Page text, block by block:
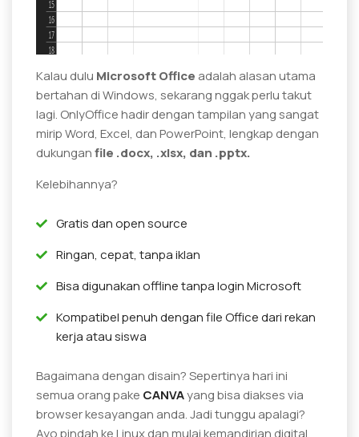
Kalau dulu Microsoft Office adalah alasan utama
bertahan di Windows, sekarang nggak perlu takut
lagi. OnlyOffice hadir dengan tampilan yang sangat
mirip Word, Excel, dan PowerPoint, lengkap dengan
dukunganfile .docx, .xlsx, dan .pptx.
Kelebihannya?
Gratis dan open source
Ringan, cepat, tanpa iklan
Bisa digunakan offline tanpa login Microsoft
Kompatibel penuh dengan file Office dari rekan
kerja atau siswa
Bagaimana dengan disain? Sepertinya hari ini
semua orang pake CANVAyang bisa diakses via
browser kesayangan anda. Jadi tunggu apalagi?
Ayo pindah ke Linux dan mulai kemandirian digital,